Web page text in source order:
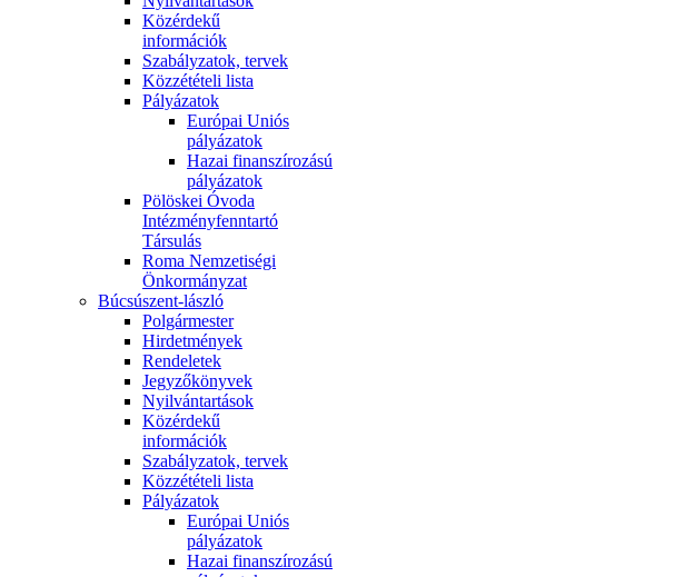
Közérdekű
információk
Szabályzatok, tervek
Közzétételi lista
Pályázatok
Európai Uniós
pályázatok
Hazai finanszírozású
pályázatok
Pölöskei Óvoda
Intézményfenntartó
Társulás
Roma Nemzetiségi
Önkormányzat
Búcsúszent-lászló
Polgármester
Hirdetmények
Rendeletek
Jegyzőkönyvek
Nyilvántartások
Közérdekű
információk
Szabályzatok, tervek
Közzétételi lista
Pályázatok
Európai Uniós
pályázatok
Hazai finanszírozású